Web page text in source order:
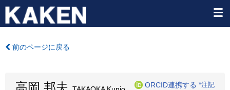
前のページに戻る
高岡 邦夫 ORCID連携する *注記